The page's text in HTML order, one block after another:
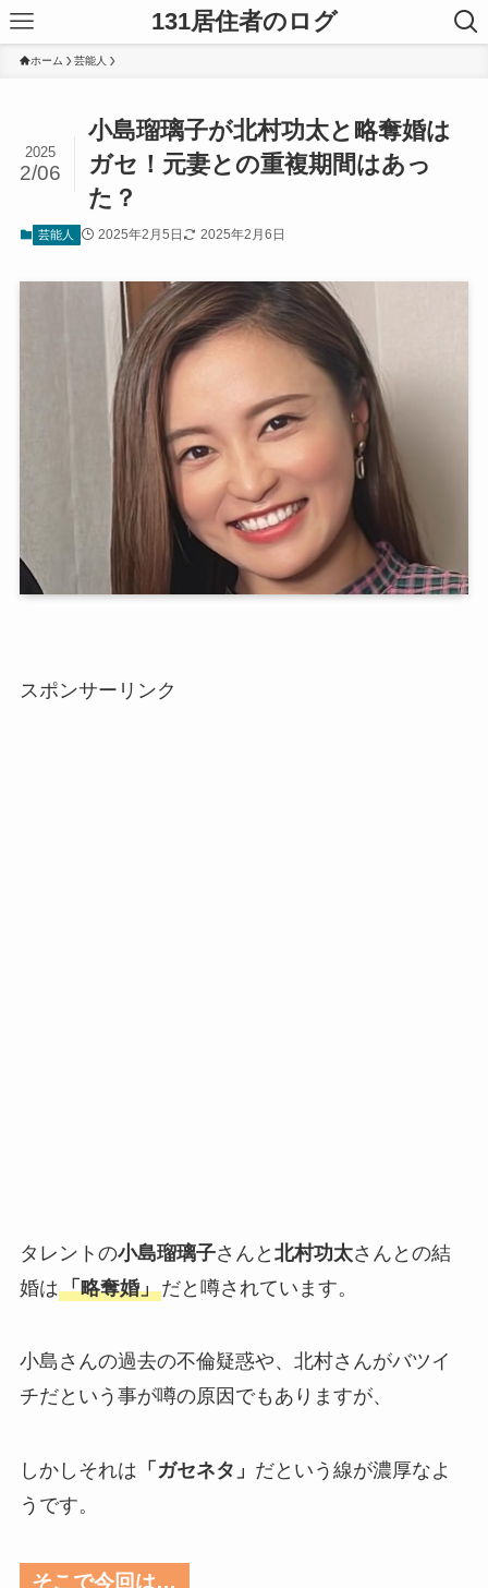
131居住者のログ
ホーム 芸能人
小島瑠璃子が北村功太と略奪婚は
ガセ！元妻との重複期間はあっ
た？
2025
2/06
芸能人 2025年2月5日 2025年2月6日
スポンサーリンク
タレントの小島瑠璃子さんと 北村功太さんとの結
婚は「略奪婚」だと噂されています。
小島さんの過去の不倫疑惑や、北村さんがバツイ
チだという事が噂の原因でもありますが、
しかしそれは 「ガセネタ」 だという線が濃厚なよ
うです。
そこで今回は…